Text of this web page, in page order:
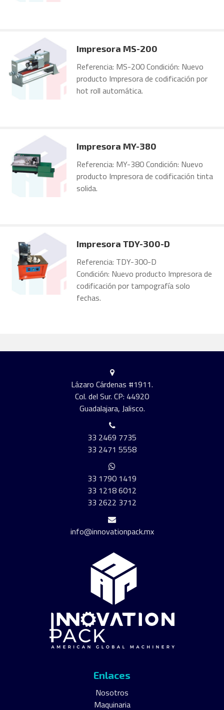
Impresora MS-200
Referencia: MS-200 Condición: Nuevo
producto Impresora de codificación por
hot roll automática.
Impresora MY-380
Referencia: MY-380 Condición: Nuevo
producto Impresora de codificación tinta
solida.
Impresora TDY-300-D
Referencia: TDY-300-D
Condición: Nuevo producto Impresora de
codificación por tampografía solo
fechas.
Lázaro Cárdenas #1911.
Col. del Sur. CP: 44920
Guadalajara, Jalisco.
33 2469 7735
33 2471 5558
33 1790 1419
33 1218 6012
33 2622 3712
info@innovationpack.mx
Enlaces
Nosotros
Maquinaria